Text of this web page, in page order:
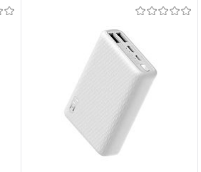
К сравнению
В избранное
Недоступно